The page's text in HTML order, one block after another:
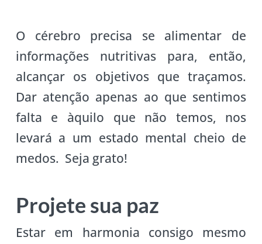
O cérebro precisa se alimentar de
informações nutritivas para, então,
alcançar os objetivos que traçamos.
Dar atenção apenas ao que sentimos
falta e àquilo que não temos, nos
levará a um estado mental cheio de
medos. Seja grato!
Projete sua paz
Estar em harmonia consigo mesmo